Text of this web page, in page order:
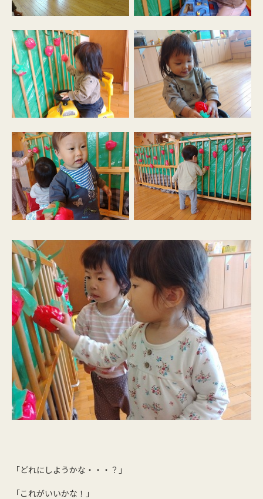
「どれにしようかな・・・？」
「これがいいかな！」